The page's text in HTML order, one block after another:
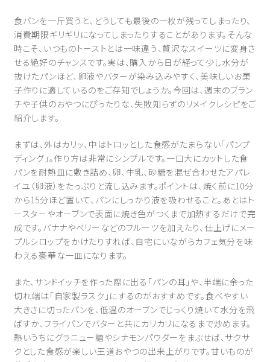
食パンを一斤買うと、どうしても最後の一枚が残ってしまったり、
消費期限ギリギリになってしまったりすることがあります。そんな
時こそ、いつものトーストとは一味違う、贅沢なスイーツに変身さ
せる絶好のチャンスです。実は、購入から日が経って少し水分が
抜けたパンほど、卵液やバターが染み込みやすく、美味しいお菓
子作りに適しているのをご存知でしょうか。今回は、週末のブラン
チや子供のおやつにぴったりな、失敗知らずのリメイクレシピをご
紹介します。
まずは、外はカリッ、中はトロッとした食感がたまらない「パンプ
ディング」。作り方は非常にシンプルです。一口大にカットした食
パンを耐熱皿に敷き詰め、卵、牛乳、砂糖を混ぜ合わせたアパレ
イユ（卵液）をたっぷりと流し込みます。ポイントは、焼く前に10分
から15分ほど置いて、パンにしっかり液を吸わせること。あとはト
ースターやオーブンで表面に焼き色がつくまで加熱するだけで完
成です。バナナやベリーなどのフルーツを加えたり、仕上げにメー
プルシロップをかけたりすれば、自宅にいながらカフェ気分を味
わえる豪華な一皿になります。
また、サンドイッチを作った際に出る「パンの耳」や、半端に余った
切れ端は「自家製ラスク」にするのがおすすめです。食べやすい
大きさに切ったパンを、低温のオーブンでじっくり焼いて水分を飛
ばすか、フライパンでバターと共にカリカリになるまで炒めます。
熱いうちにグラニュー糖やシナモンパウダーをまぶせば、サクサ
クとした食感が楽しい王道おやつの出来上がりです。甘いものが